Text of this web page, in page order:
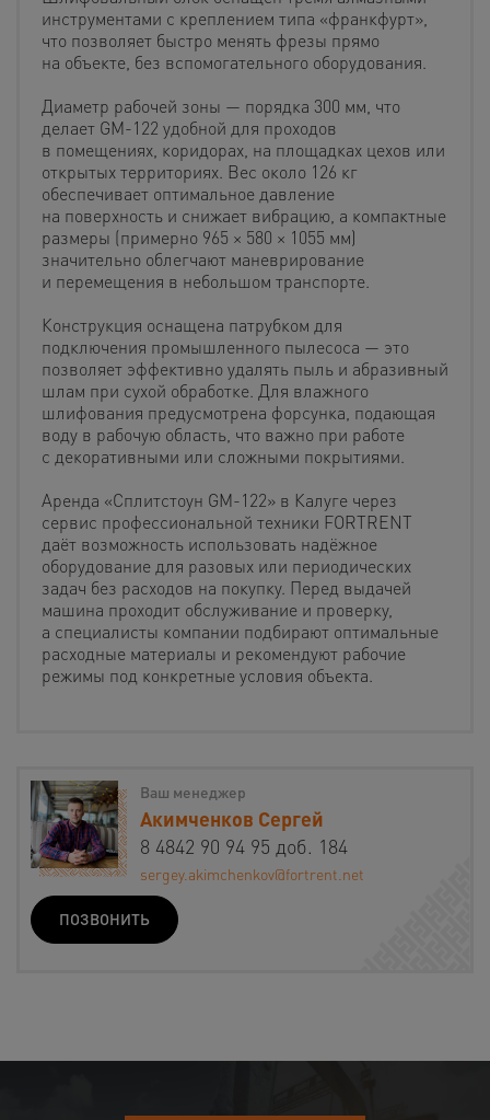
инструментами с креплением типа «франкфурт»,
что позволяет быстро менять фрезы прямо
на объекте, без вспомогательного оборудования.
Диаметр рабочей зоны — порядка 300 мм, что
делает GM-122 удобной для проходов
в помещениях, коридорах, на площадках цехов или
открытых территориях. Вес около 126 кг
обеспечивает оптимальное давление
на поверхность и снижает вибрацию, а компактные
размеры (примерно 965 × 580 × 1055 мм)
значительно облегчают маневрирование
и перемещения в небольшом транспорте.
Конструкция оснащена патрубком для
подключения промышленного пылесоса — это
позволяет эффективно удалять пыль и абразивный
шлам при сухой обработке. Для влажного
шлифования предусмотрена форсунка, подающая
воду в рабочую область, что важно при работе
с декоративными или сложными покрытиями.
Аренда «Сплитстоун GM-122» в Калуге через
сервис профессиональной техники FORTRENT
даёт возможность использовать надёжное
оборудование для разовых или периодических
задач без расходов на покупку. Перед выдачей
машина проходит обслуживание и проверку,
а специалисты компании подбирают оптимальные
расходные материалы и рекомендуют рабочие
режимы под конкретные условия объекта.
Ваш менеджер
Акимченков Сергей
8 4842 90 94 95 доб. 184
sergey.akimchenkov@fortrent.net
ПОЗВОНИТЬ